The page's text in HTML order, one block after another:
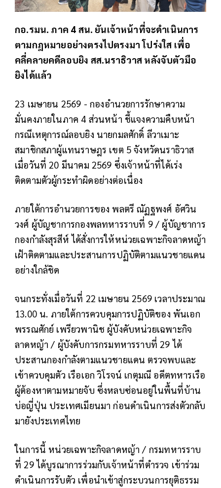
กอ.รมน. ภาค 4 สน. ยันเจ้าหน้าที่จะดำเนินการ
ตามกฎหมายอย่างตรงไปตรงมา โปร่งใส เพื่อ
คลี่คลายคดีลอบยิง สส.นราธิวาส หลังจับตัวมือ
ยิงได้แล้ว
23 เมษายน 2569 - กองอำนวยการรักษาความ
มั่นคงภายในภาค 4 ส่วนหน้า ชี้แจงความคืบหน้า
กรณีเหตุการณ์ลอบยิง นายกมลศักดิ์ ลีวาเมาะ
สมาชิกสภาผู้แทนราษฎร เขต 5 จังหวัดนราธิวาส
เมื่อวันที่ 20 มีนาคม 2569 ซึ่งเจ้าหน้าที่ได้เร่ง
ติดตามตัวผู้กระทำผิดอย่างต่อเนื่อง
ภายใต้การอำนวยการของ พลตรี ณัฏฐพงศ์ อัศวิน
วงศ์ ผู้บัญชาการกองพลทหารราบที่ 9 / ผู้บัญชาการ
กองกำลังสุรสีห์ ได้สั่งการให้หน่วยเฉพาะกิจลาดหญ้า
เฝ้าติดตามและประสานการปฏิบัติตามแนวชายแดน
อย่างใกล้ชิด
จนกระทั่งเมื่อวันที่ 22 เมษายน 2569 เวลาประมาณ
13.00 น. ภายใต้การควบคุมการปฏิบัติของ พันเอก
พรรณศักย์ เพรียวพานิช ผู้บังคับหน่วยเฉพาะกิจ
ลาดหญ้า / ผู้บังคับการกรมทหารราบที่ 29 ได้
ประสานกองกำลังตามแนวชายแดน ตรวจพบและ
เข้าควบคุมตัว เรือเอก วิโรจน์ เกตุมณี อดีตทหารเรือ
ผู้ต้องหาตามหมายจับ ซึ่งหลบซ่อนอยู่ในพื้นที่บ้าน
บ่อญี่ปุ่น ประเทศเมียนมา ก่อนดำเนินการส่งตัวกลับ
มายังประเทศไทย
ในการนี้ หน่วยเฉพาะกิจลาดหญ้า / กรมทหารราบ
ที่ 29 ได้บูรณาการร่วมกับเจ้าหน้าที่ตำรวจ เข้าร่วม
ดำเนินการรับตัว เพื่อนำเข้าสู่กระบวนการยุติธรรม